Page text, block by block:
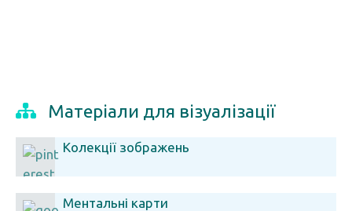
Матеріали для візуалізації
Колекції зображень
Ментальні карти